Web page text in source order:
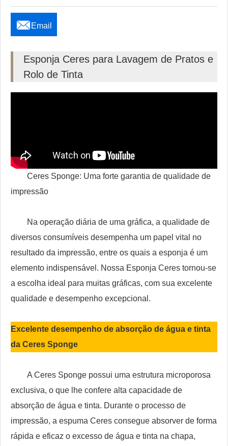
 Email
Esponja Ceres para Lavagem de Pratos e
Rolo de Tinta
Ceres Sponge: Uma forte garantia de qualidade de
impressão
Na operação diária de uma gráfica, a qualidade de
diversos consumíveis desempenha um papel vital no
resultado da impressão, entre os quais a esponja é um
elemento indispensável. Nossa Esponja Ceres tornou-se
a escolha ideal para muitas gráficas, com sua excelente
qualidade e desempenho excepcional.
Excelente desempenho de absorção de água e tinta
da Ceres Sponge
A Ceres Sponge possui uma estrutura microporosa
exclusiva, o que lhe confere alta capacidade de
absorção de água e tinta. Durante o processo de
impressão, a espuma Ceres consegue absorver de forma
rápida e eficaz o excesso de água e tinta na chapa,